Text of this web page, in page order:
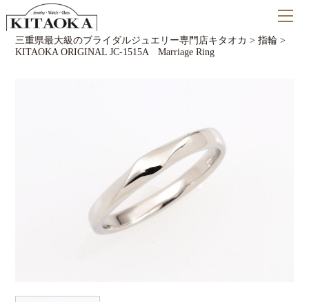
三重県最大級のブライダルジュエリー専門店キタオカ >指輪 >
KITAOKA ORIGINAL JC-1515A Marriage Ring